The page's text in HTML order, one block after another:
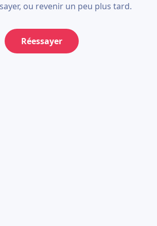
ou revenir un peu plus tard.
Réessayer